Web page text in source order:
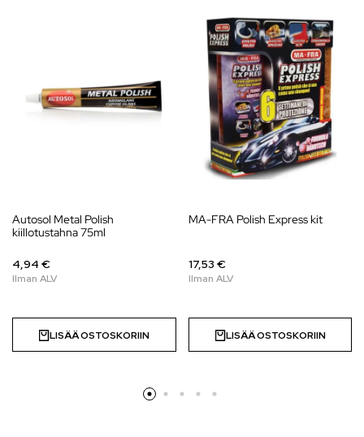
Autosol Metal Polish
kiillotustahna 75ml
4,94 €
LISÄÄ OSTOSKORIIN
MA-FRA Polish Express kit
17,53 €
LISÄÄ OSTOSKORIIN